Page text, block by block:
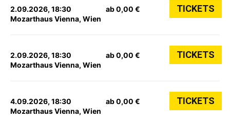
2.09.2026, 18:30
Mozarthaus Vienna, Wien
ab 0,00 € TICKETS
2.09.2026, 18:30
Mozarthaus Vienna, Wien
ab 0,00 € TICKETS
4.09.2026, 18:30
Mozarthaus Vienna, Wien
ab 0,00 € TICKETS